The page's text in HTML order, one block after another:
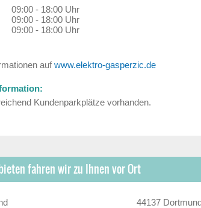
09:00 - 18:00 Uhr
09:00 - 18:00 Uhr
09:00 - 18:00 Uhr
aufwww.elektro-gasperzic.de
Kundenparkplätze vorhanden.
fahren wir zu Ihnen vor Ort
44137